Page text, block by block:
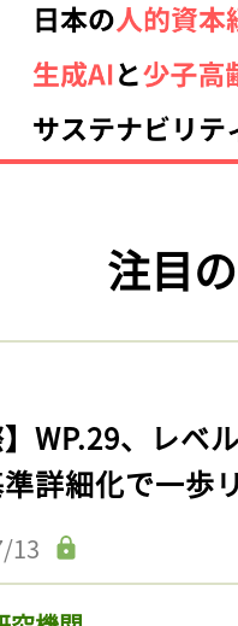
注目
】WP.29、レ
詳細化で一歩
13